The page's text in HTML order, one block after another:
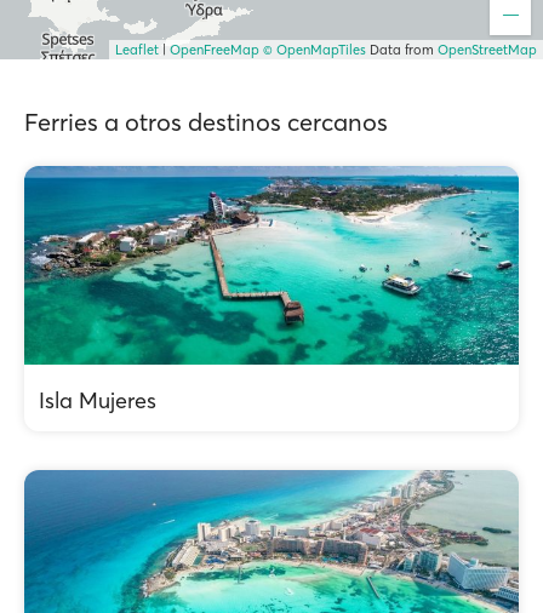
Leaflet OpenFreeMap © OpenMapTiles Data from OpenStreetMap
Ferries a otros destinos cercanos
Isla Mujeres